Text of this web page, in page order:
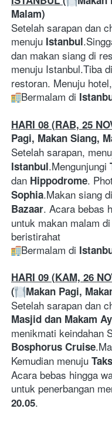
Malam)
Setelah sarapan dan
menuju Istanbul
dan makan siang di
menuju Istanbul.Tiba di
restoran. Menuju
Bermalam di
HARI 08 (RAB, 25
Pagi, Makan Siang,
Setelah sarapan,
Istanbul.Mengunjungi
dan Hippodrome.
Sophia.Makan siang
Bazaar. Acara bebas
untuk makan malam
beristirahat
Bermalam di
HARI 09 (KAM, 26
(
Makan Pagi,
Masjid dan Makam
Bosphorus Cruise
Kemudian menuju
Acara bebas hingga
untuk penerbangan
20.05.